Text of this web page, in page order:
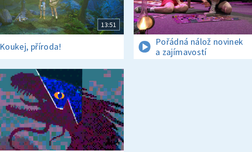
13:51
Koukej, příroda!
Pořádná nálož novinek
a zajímavostí